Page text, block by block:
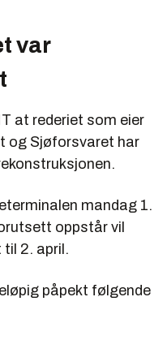
var
at rederiet som eier
og Sjøforsvaret har
mandag 1.
oppstår vil
2. april.
påpekt følgende